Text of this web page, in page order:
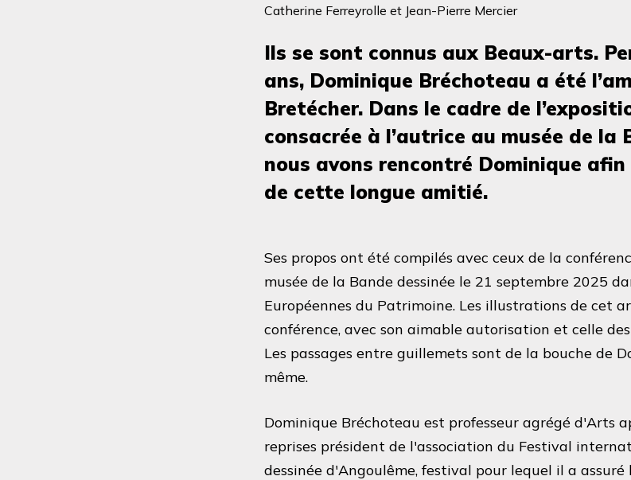
Catherine Ferreyrolle et Jean-Pierre Mercier
Ils se sont connus aux Beaux-arts.
ans, Dominique Bréchoteau a été
Bretécher. Dans le cadre de
consacrée à l’autrice au musée de la
nous avons rencontré Dominique afin
de cette longue amitié.
Ses propos ont été compilés avec ceux de la
musée de la Bande dessinée le 21 septembre 2025
Européennes du Patrimoine. Les illustrations de cet
conférence, avec son aimable autorisation et celle
Les passages entre guillemets sont de la bouche de
même.
Dominique Bréchoteau est professeur agrégé d'Arts
reprises président de l'association du Festival
dessinée d'Angoulême, festival pour lequel il a